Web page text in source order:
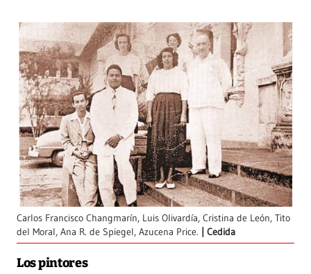
Carlos Francisco Changmarín, Luis Olivardía, Cristina de León, Tito
del Moral, Ana R. de Spiegel, Azucena Price.
Cedida
Los pintores